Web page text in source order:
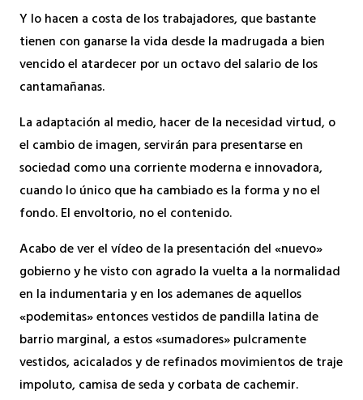
Y lo hacen a costa de los trabajadores, que bastante
tienen con ganarse la vida desde la madrugada a bien
vencido el atardecer por un octavo del salario de los
cantamañanas.
La adaptación al medio, hacer de la necesidad virtud, o
el cambio de imagen, servirán para presentarse en
sociedad como una corriente moderna e innovadora,
cuando lo único que ha cambiado es la forma y no el
fondo. El envoltorio, no el contenido.
Acabo de ver el vídeo de la presentación del «nuevo»
gobierno y he visto con agrado la vuelta a la normalidad
en la indumentaria y en los ademanes de aquellos
«podemitas» entonces vestidos de pandilla latina de
barrio marginal, a estos «sumadores» pulcramente
vestidos, acicalados y de refinados movimientos de traje
impoluto, camisa de seda y corbata de cachemir.